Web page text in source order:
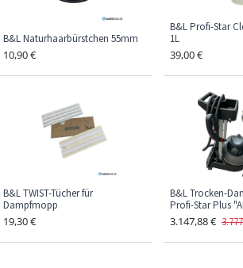
B&L Naturhaarbürstchen 55mm
10,90€
B&L Profi-Star
1L
39,00€
B&L TWIST-Tücher für
Dampfmopp
19,30€
B&L Trocken-
Profi-Star Plus
3.147,88€